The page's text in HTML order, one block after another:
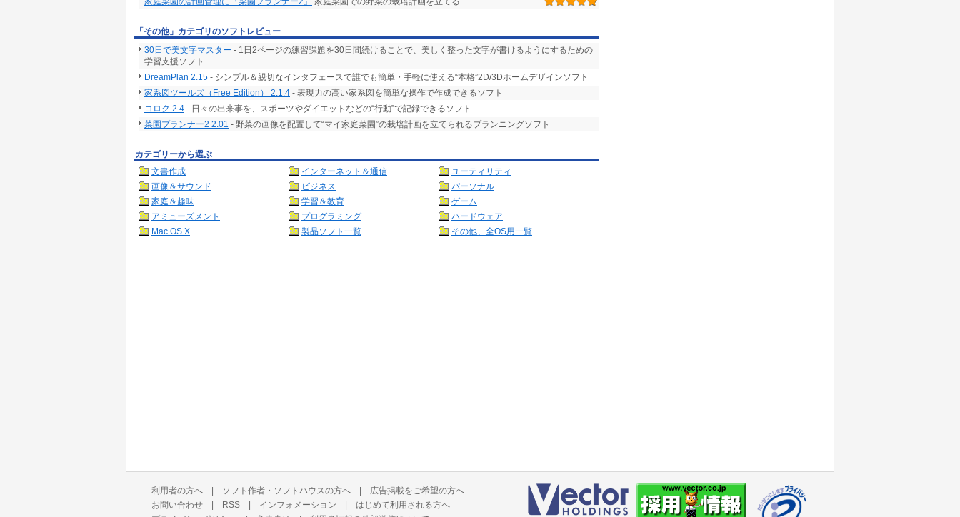
「その他」カテゴリのソフトレビュー
30日で美文字マスター - 1日2ページの練習課題を30日間続けることで、美しく整った文字が書けるようにするための
学習支援ソフト
DreamPlan 2.15 - シンプル＆親切なインタフェースで誰でも簡単・手軽に使える“本格”2D/3Dホームデザインソフト
家系図ツールズ（Free Edition） 2.1.4 - 表現力の高い家系図を簡単な操作で作成できるソフト
コロク 2.4 - 日々の出来事を、スポーツやダイエットなどの“行動”で記録できるソフト
菜園プランナー2 2.01 - 野菜の画像を配置して“マイ家庭菜園”の栽培計画を立てられるプランニングソフト
カテゴリーから選ぶ
文書作成
インターネット＆通信
ユーティリティ
画像＆サウンド
ビジネス
パーソナル
家庭＆趣味
学習＆教育
ゲーム
アミューズメント
プログラミング
ハードウェア
Mac OS X
製品ソフト一覧 その他、全OS用一覧
利用者の方へ | ソフト作者・ソフトハウスの方へ | 広告掲載をご希望の方へ
お問い合わせ | RSS | インフォメーション | はじめて利用される方へ